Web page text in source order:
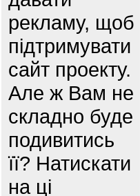
рекламу, щоб
підтримувати
сайт проекту.
Але ж Вам не
складно буде
подивитись
її? Натискати
на ці